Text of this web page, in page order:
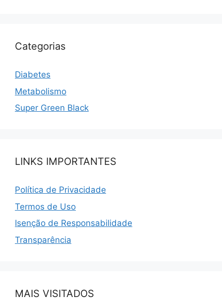
Categorias
Diabetes
Metabolismo
Super Green Black
LINKS IMPORTANTES
Política de Privacidade
Termos de Uso
Isenção de Responsabilidade
Transparência
MAIS VISITADOS